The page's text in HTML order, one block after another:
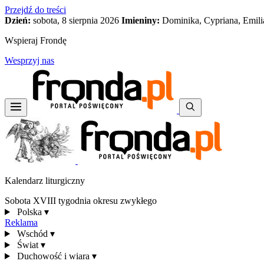
Przejdź do treści
Dzień: sobota, 8 sierpnia 2026 Imieniny: Dominika, Cypriana,
Wspieraj Frondę
Wesprzyj nas
Kalendarz liturgiczny
Sobota XVIII tygodnia okresu zwykłego
Polska ▾
Reklama
Wschód ▾
Świat ▾
Duchowość i wiara ▾